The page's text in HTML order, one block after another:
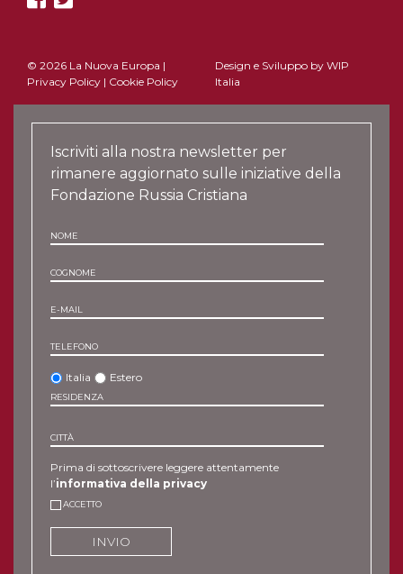
© 2026 La Nuova Europa |
Privacy Policy | Cookie Policy
Design e Sviluppo by WIP
Italia
Iscriviti alla nostra newsletter per
rimanere aggiornato sulle iniziative della
Fondazione Russia Cristiana
NOME
COGNOME
E-MAIL
TELEFONO
Italia Estero
RESIDENZA
CITTÀ
Prima di sottoscrivere leggere attentamente
l’informativa della privacy
ACCETTO
INVIO